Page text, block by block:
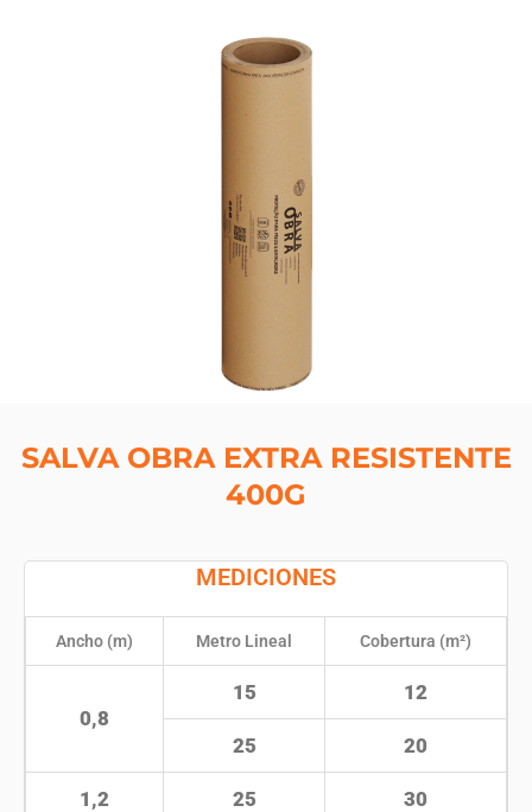
SALVA OBRA EXTRA RESISTENTE
400G
MEDICIONES
Ancho (m) Metro Lineal Cobertura (m²)
0,8
15 12
25 20
1,2 25 30